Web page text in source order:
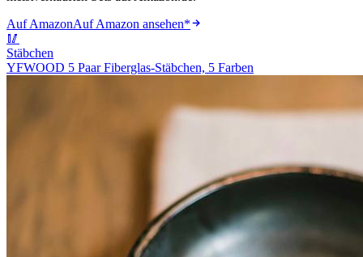
Auf AmazonAuf Amazon ansehen*
🥢
Stäbchen
YFWOOD 5 Paar Fiberglas-Stäbchen, 5 Farben